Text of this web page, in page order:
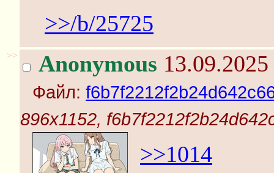
>>/b/25725
>> Anonymous
Файл:
896x1152,
>>1014